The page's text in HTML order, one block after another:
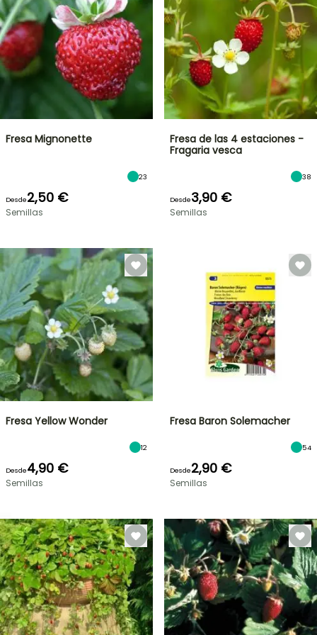
OFERTA
RELÁMPAGO
¡HASTA
UN
30
%
DE
DESCUENTO
BULBOS
DE
PRIMAVERA
Fresa Mignonette
23
Desde2,50 €
Semillas
Fresa de las 4 estaciones -
Fragaria vesca
38
Desde3,90 €
Semillas
Fresa Yellow Wonder
12
Desde4,90 €
Semillas
Fresa Baron Solemacher
54
Desde2,90 €
Semillas